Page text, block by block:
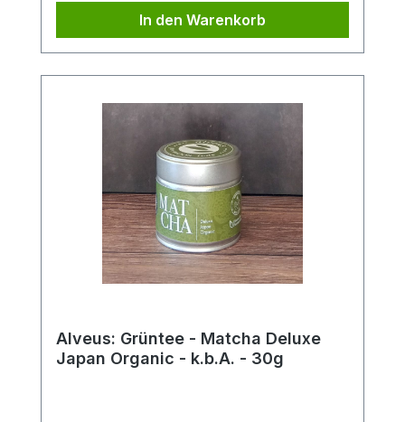
In den Warenkorb
Alveus: Grüntee - Matcha Deluxe
Japan Organic - k.b.A. - 30g